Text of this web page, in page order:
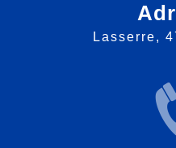
Lasserre,